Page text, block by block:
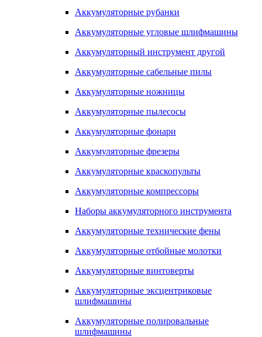
Аккумуляторные рубанки
Аккумуляторные угловые шлифмашины
Аккумуляторный инструмент другой
Аккумуляторные сабельные пилы
Аккумуляторные ножницы
Аккумуляторные пылесосы
Аккумуляторные фонари
Аккумуляторные фрезеры
Аккумуляторные краскопульты
Аккумуляторные компрессоры
Наборы аккумуляторного инструмента
Аккумуляторные технические фены
Аккумуляторные отбойные молотки
Аккумуляторные винтоверты
Аккумуляторные эксцентриковые
шлифмашины
Аккумуляторные полировальные
шлифмашины